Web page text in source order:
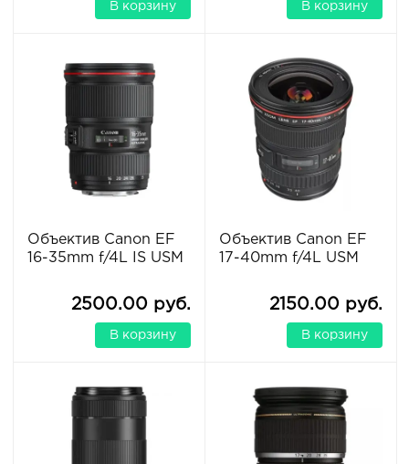
В корзину В корзину
Объектив Canon EF
16-35mm f/4L IS USM
2500.00 руб.
В корзину
Объектив Canon EF
17-40mm f/4L USM
2150.00 руб.
В корзину